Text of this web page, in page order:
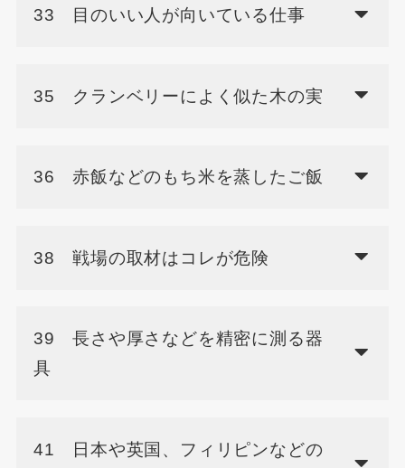
33 目のいい人が向いている仕事
35 クランベリーによく似た木の実
36 赤飯などのもち米を蒸したご飯
38 戦場の取材はコレが危険
39 長さや厚さなどを精密に測る器
具
41 日本や英国、フィリピンなどの